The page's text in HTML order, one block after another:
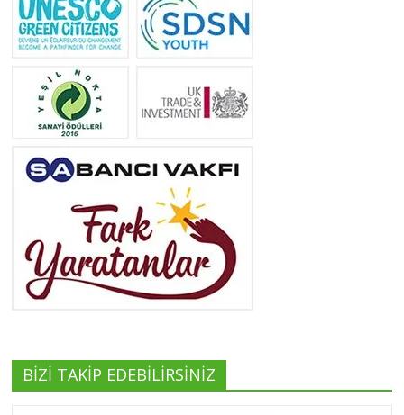
Yeliz Yılmaz
Tüm yazıları görüntüle
Tüm yazıları görüntüle
Yeşilist
Tüm yazıları görüntüle
BİZİ TAKİP EDEBİLİRSİNİZ